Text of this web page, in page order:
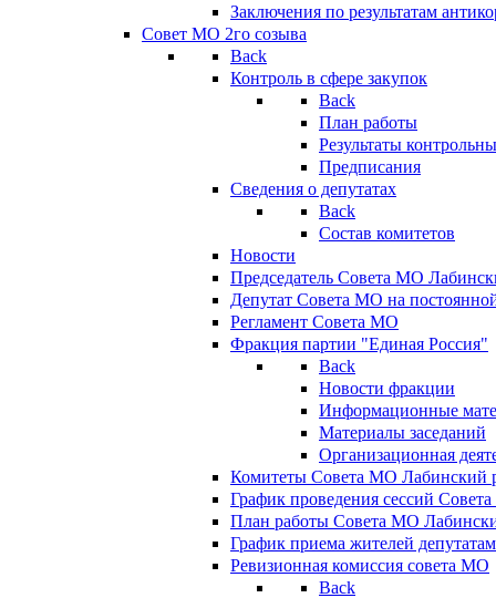
Заключения по результатам
Совет МО 2го созыва
Back
Контроль в сфере закупок
Back
План работы
Результаты
Предписания
Сведения о депутатах
Back
Состав комитетов
Новости
Председатель Совета МО
Депутат Совета МО на
Регламент Совета МО
Фракция партии "Единая Россия"
Back
Новости фракции
Информационные
Материалы заседаний
Организационная
Комитеты Совета МО Лабинский
График проведения сессий
План работы Совета МО
График приема жителей
Ревизионная комиссия совета МО
Back